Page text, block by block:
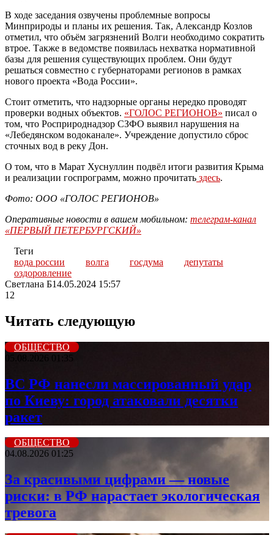
В ходе заседания озвучены проблемные вопросы
Минприроды и планы их решения. Так, Александр Козлов
отметил, что объём загрязнений Волги необходимо сократить
втрое. Также в ведомстве появилась нехватка нормативной
базы для решения существующих проблем. Они будут
решаться совместно с губернаторами регионов в рамках
нового проекта «Вода России».
Стоит отметить, что надзорные органы нередко проводят
проверки водных объектов. «ГОЛОС РЕГИОНОВ» писал о
том, что Росприроднадзор СЗФО выявил нарушения на
«Лебедянском водоканале». Учреждение допустило сброс
сточных вод в реку Дон.
О том, что в Марат Хуснуллин подвёл итоги развития Крыма
и реализации госпрограмм, можно прочитать здесь.
Фото: ООО «ГОЛОС РЕГИОНОВ»
Оперативные новости в вашем мобильном: телеграм-канал
«ПЕРВЫЙ ПЕТЕРБУРГСКИЙ»
Теги
вода россии
волга госдума
депутаты
оздоровление
Светлана Б14.05.2024 15:57
12
Читать следующую
ОБЩЕСТВО
05.08.2026 01:35
ВС РФ нанесли массированный удар
по Киеву: город атаковали десятки
ракет
ОБЩЕСТВО
04.08.2026 01:25
За красивыми цифрами — новые
риски: в РФ нарастает экологическая
тревога